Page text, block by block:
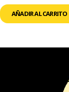
AÑADIR AL CARRITO